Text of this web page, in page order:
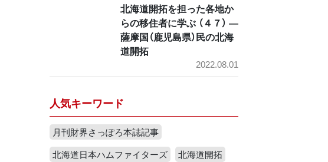
北海道開拓を担った各地か
らの移住者に学ぶ （４７） ―
薩摩国（鹿児島県）民の北海
道開拓
2022.08.01
人気キーワード
月刊財界さっぽろ本誌記事
北海道日本ハムファイターズ
北海道開拓